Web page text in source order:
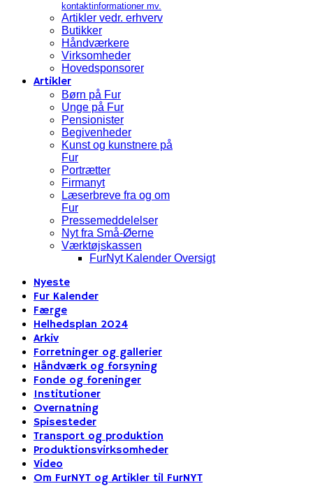
kontaktinformationer mv.
Artikler vedr. erhverv
Butikker
Håndværkere
Virksomheder
Hovedsponsorer
Artikler
Børn på Fur
Unge på Fur
Pensionister
Begivenheder
Kunst og kunstnere på
Fur
Portrætter
Firmanyt
Læserbreve fra og om
Fur
Pressemeddelelser
Nyt fra Små-Øerne
Værktøjskassen
FurNyt Kalender Oversigt
Nyeste
Fur Kalender
Færge
Helhedsplan 2024
Arkiv
Forretninger og gallerier
Håndværk og forsyning
Fonde og foreninger
Institutioner
Overnatning
Spisesteder
Transport og produktion
Produktionsvirksomheder
Video
Om FurNYT og Artikler til FurNYT